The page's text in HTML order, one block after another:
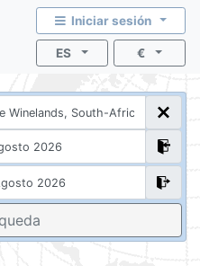
Iniciar sesión
ES €